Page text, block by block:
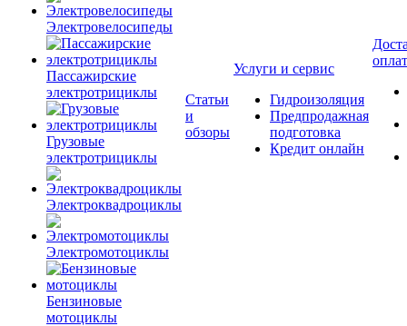
Электровелосипеды
Пассажирские
электротрициклы
Грузовые
электротрициклы
Электроквадроциклы
Электромотоциклы
Бензиновые
мотоциклы
Статьи
и
обзоры
Услуги и сервис
Гидроизоляция
Предпродажная
подготовка
Кредит онлайн